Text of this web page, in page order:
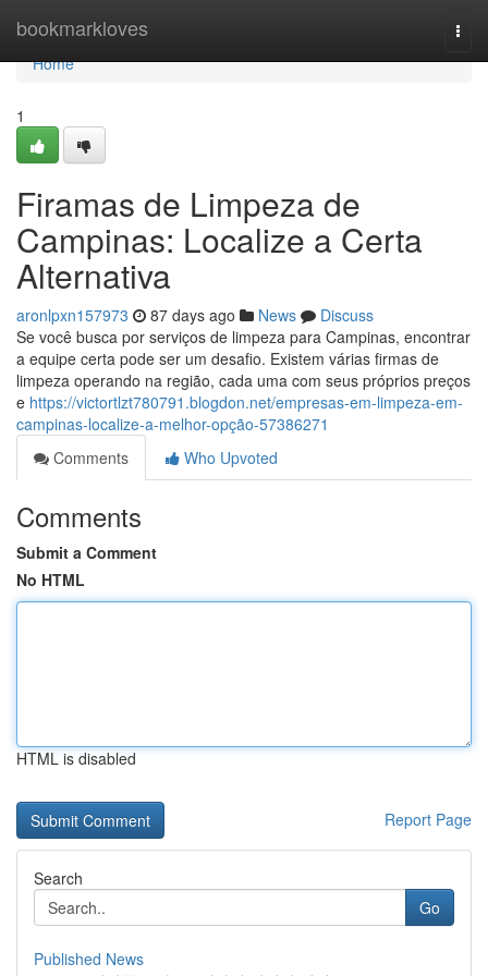
bookmarkloves
Home
Home
1
Firamas de Limpeza de
Campinas: Localize a Certa
Alternativa
aronlpxn157973 87 days ago News
Discuss
Se você busca por serviços de limpeza para Campinas, encontrar
a equipe certa pode ser um desafio. Existem várias firmas de
limpeza operando na região, cada uma com seus próprios preços
e https://victortlzt780791.blogdon.net/empresas-em-limpeza-em-
campinas-localize-a-melhor-opção-57386271
Comments
Who Upvoted
Comments
Submit a Comment
No HTML
HTML is disabled
Report Page
Search
Go
Published News